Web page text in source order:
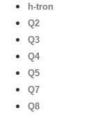
h-tron
Q2
Q3
Q4
Q5
Q7
Q8